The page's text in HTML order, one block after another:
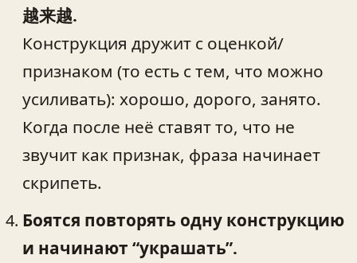
越来越.
Конструкция дружит с оценкой/
признаком (то есть с тем, что можно
усиливать): хорошо, дорого, занято.
Когда после неё ставят то, что не
звучит как признак, фраза начинает
скрипеть.
Боятся повторять одну конструкцию
и начинают “украшать”.